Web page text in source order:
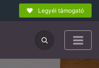
Legyél támogató